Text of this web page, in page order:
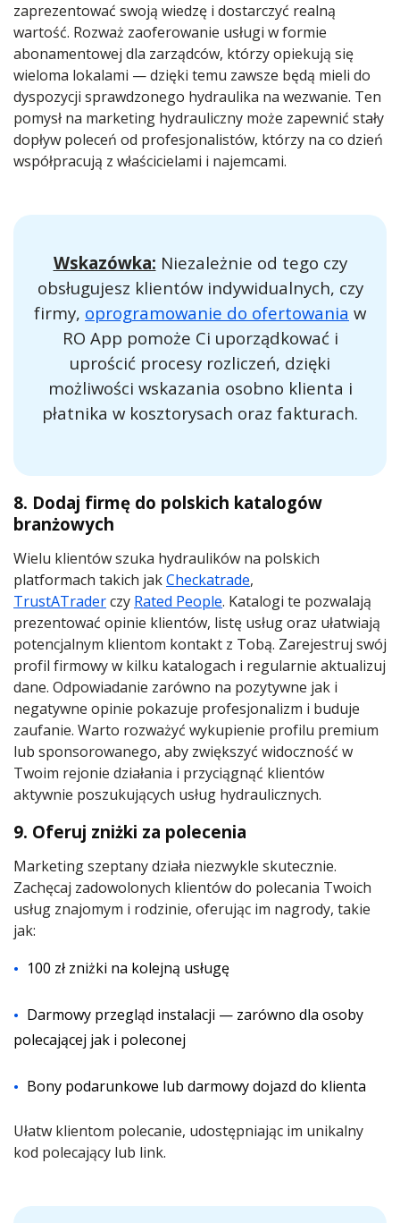
zaprezentować swoją wiedzę i dostarczyć realną
wartość. Rozważ zaoferowanie usługi w formie
abonamentowej dla zarządców, którzy opiekują się
wieloma lokalami — dzięki temu zawsze będą mieli do
dyspozycji sprawdzonego hydraulika na wezwanie. Ten
pomysł na marketing hydrauliczny może zapewnić stały
dopływ poleceń od profesjonalistów, którzy na co dzień
współpracują z właścicielami i najemcami.
Wskazówka: Niezależnie od tego czy
obsługujesz klientów indywidualnych, czy
firmy, oprogramowanie do ofertowania w
RO App pomoże Ci uporządkować i
uprościć procesy rozliczeń, dzięki
możliwości wskazania osobno klienta i
płatnika w kosztorysach oraz fakturach.
8. Dodaj firmę do polskich katalogów
branżowych
Wielu klientów szuka hydraulików na polskich
platformach takich jakCheckatrade,
TrustATraderczy Rated People. Katalogi te pozwalają
prezentować opinie klientów, listę usług oraz ułatwiają
potencjalnym klientom kontakt z Tobą. Zarejestruj swój
profil firmowy w kilku katalogach i regularnie aktualizuj
dane. Odpowiadanie zarówno na pozytywne jak i
negatywne opinie pokazuje profesjonalizm i buduje
zaufanie. Warto rozważyć wykupienie profilu premium
lub sponsorowanego, aby zwiększyć widoczność w
Twoim rejonie działania i przyciągnąć klientów
aktywnie poszukujących usług hydraulicznych.
9. Oferuj zniżki za polecenia
Marketing szeptany działa niezwykle skutecznie.
Zachęcaj zadowolonych klientów do polecania Twoich
usług znajomym i rodzinie, oferując im nagrody, takie
jak:
100 zł zniżki na kolejną usługę
Darmowy przegląd instalacji — zarówno dla osoby
polecającej jak i poleconej
Bony podarunkowe lub darmowy dojazd do klienta
Ułatw klientom polecanie, udostępniając im unikalny
kod polecający lub link.